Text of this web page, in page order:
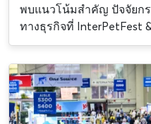
พบแนวโน้มสำคัญ ปัจจัยก
ทางธุรกิจที่ InterPetFest